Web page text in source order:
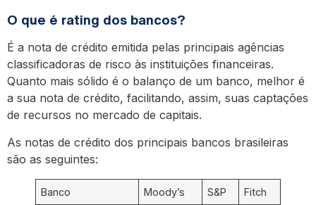
O que é rating dos bancos?
É a nota de crédito emitida pelas principais agências
classificadoras de risco às instituições financeiras.
Quanto mais sólido é o balanço de um banco, melhor é
a sua nota de crédito, facilitando, assim, suas captações
de recursos no mercado de capitais.
As notas de crédito dos principais bancos brasileiras
são as seguintes:
Banco Moody’s S&P Fitch